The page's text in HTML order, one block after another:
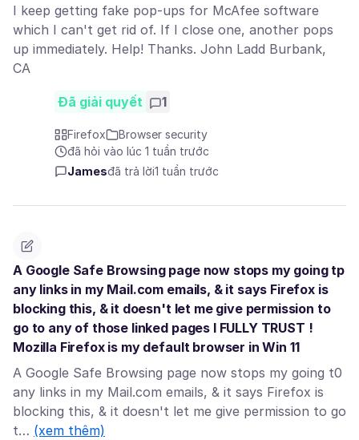
I keep getting fake pop-ups for McAfee software
which I can't get rid of. If I close one, another pops
up immediately. Help! Thanks. John Ladd Burbank,
CA
Đã giải quyết 1
Firefox
Browser security
đã hỏi vào lúc 1 tuần trước
Jamesđã trả lời1 tuần trước
A Google Safe Browsing page now stops my going tp
any links in my Mail.com emails, & it says Firefox is
blocking this, & it doesn't let me give permission to
go to any of those linked pages I FULLY TRUST !
Mozilla Firefox is my default browser in Win 11
A Google Safe Browsing page now stops my going t0
any links in my Mail.com emails, & it says Firefox is
blocking this, & it doesn't let me give permission to go
t… (xem thêm)